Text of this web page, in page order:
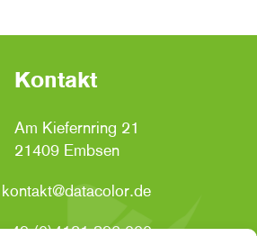
Kontakt
Am Kiefernring 21
21409 Embsen
kontakt@datacolor.de
+49 (0)4131 896-000